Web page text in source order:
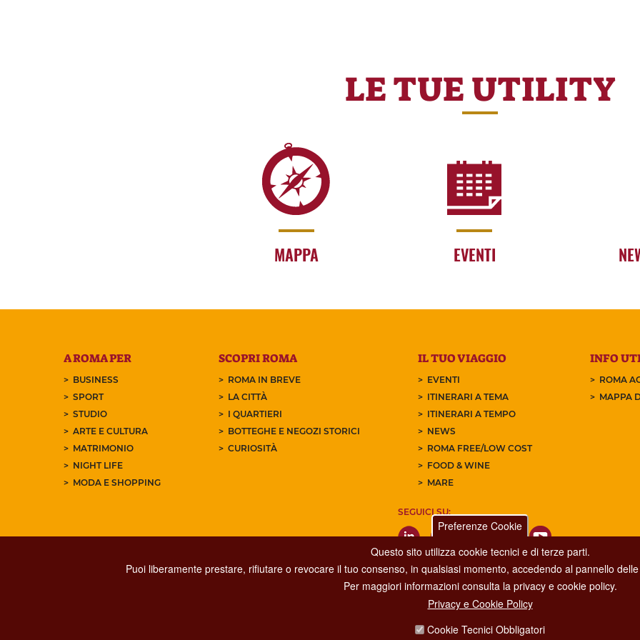
LE TUE UTILITY
MAPPA EVENTI
A ROMA PER
BUSINESS
SPORT
STUDIO
ARTE E CULTURA
MATRIMONIO
NIGHT LIFE
MODA E SHOPPING
SCOPRI ROMA
ROMA IN BREVE
LA CITTÀ
I QUARTIERI
BOTTEGHE E NEGOZI STORICI
CURIOSITÀ
IL TUO VIAGGIO
EVENTI
ITINERARI A TEMA
ITINERARI A TEMPO
NEWS
ROMA FREE/LOW COST
FOOD & WINE
MARE
INFO
ROMA
MAPPA
SEGUICI SU:
Dipartimento Grandi Eventi, Sport, Turismo e Moda.
Via di San Basilio, 51
Preferenze Cookie
Questo sito utilizza cookie tecnici e di terze parti.
Puoi liberamente prestare, rifiutare o revocare il tuo consenso, in qualsiasi momento, accedendo al pannello
Per maggiori informazioni consulta la privacy e cookie policy.
Privacy e Cookie Policy
Cookie Tecnici Obbligatori